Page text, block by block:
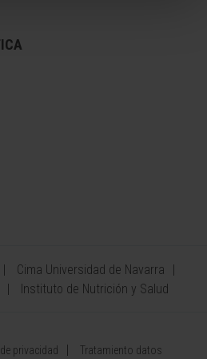
Cima Universidad de Navarra
Instituto de Nutrición y Salud
privacidad Tratamiento datos